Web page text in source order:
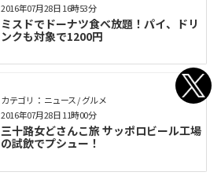
ミスドでドーナツ食べ放題！パイ、ドリ
ンクも対象で1200円
2016年07月28日 16時53分
カテゴリ： ニュース / グルメ
三十路女どさんこ旅 サッポロビール工場
の試飲でプシュー！
2016年07月28日 11時00分